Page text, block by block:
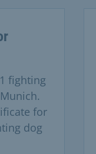
fighting
for
dog